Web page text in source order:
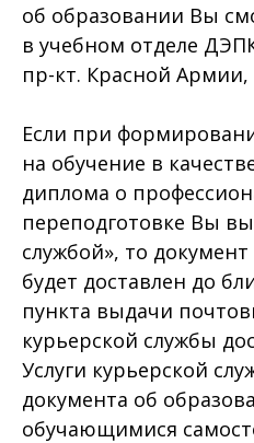
об образовании Вы
в учебном отделе
пр-кт. Красной Армии,
Если при
на обучение в
диплома о
переподготовке Вы
службой», то
будет доставлен до
пункта выдачи
курьерской службы
Услуги курьерской
документа об
обучающимися